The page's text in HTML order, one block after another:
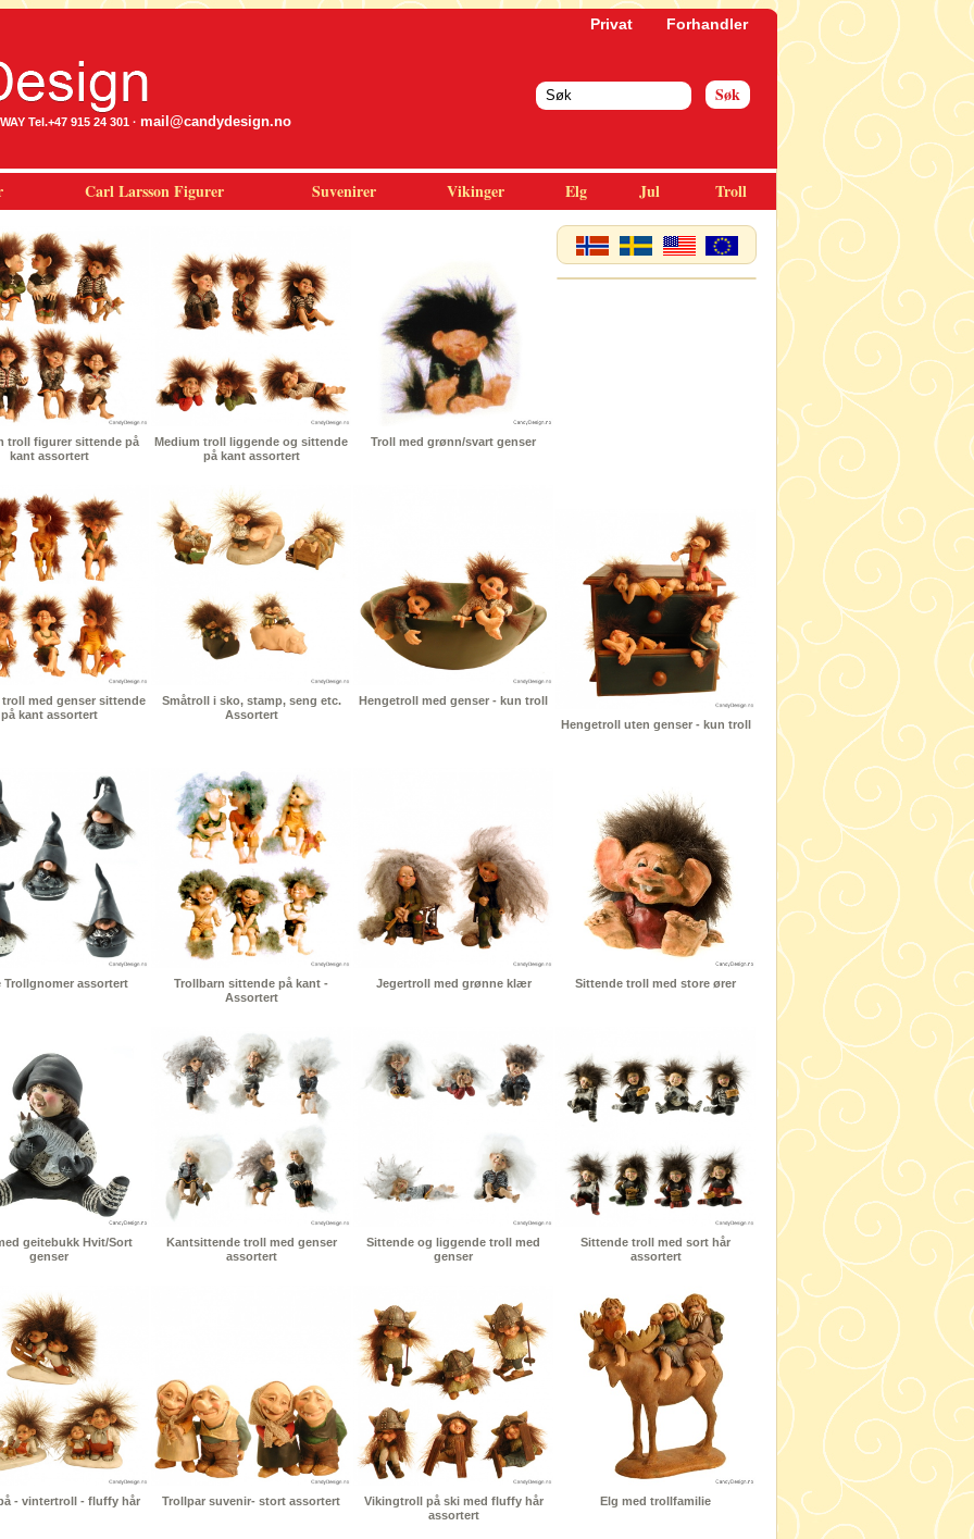
Privat Forhandler
Tel.+47 915 24 301 · mail@candydesign.no
Carl Larsson Figurer Suvenirer Vikinger Elg Jul Troll
troll figurer sittende på
kant assortert
Medium troll liggende og sittende
på kant assortert
Troll med grønn/svart genser
med genser sittende
på kant assortert
Småtroll i sko, stamp, seng etc.
Assortert
Hengetroll med genser - kun troll
Hengetroll uten genser - kun troll
Trollgnomer assortert
Trollbarn sittende på kant -
Assortert
Jegertroll med grønne klær Sittende troll med store ører
geitebukk Hvit/Sort
genser
Kantsittende troll med genser
assortert
Sittende og liggende troll med
genser
Sittende troll med sort hår
assortert
- vintertroll - fluffy hår Trollpar suvenir- stort assortert
Vikingtroll på ski med fluffy hår
assortert
Elg med trollfamilie